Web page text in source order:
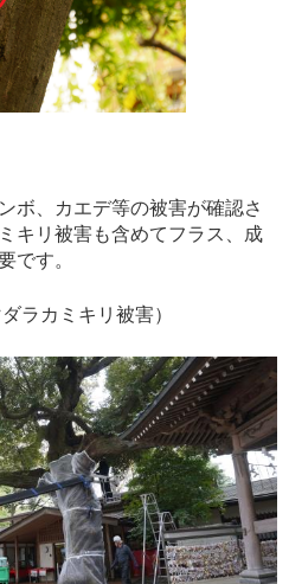
ボ、カエデ等の被害が確認さ
キリ被害も含めてフラス、成
です。
ラカミキリ被害）